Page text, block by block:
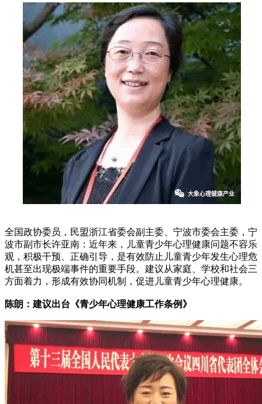
全国政协委员，民盟浙江省委会副主委、宁波市委会主委，宁
波市副市长许亚南：近年来，儿童青少年心理健康问题不容乐
观，积极干预、正确引导，是有效防止儿童青少年发生心理危
机甚至出现极端事件的重要手段。建议从家庭、学校和社会三
方面着力，形成有效协同机制，促进儿童青少年心理健康。
陈朗：建议出台《青少年心理健康工作条例》